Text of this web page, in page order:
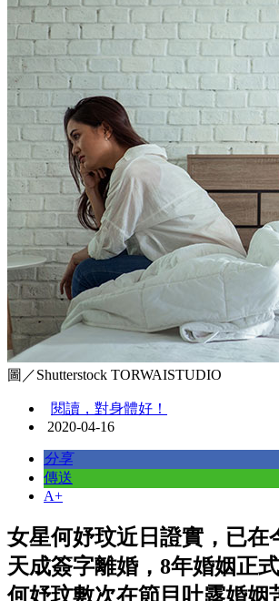
圖／Shutterstock TORWAISTUDIO
閱讀，對身體好！
2020-04-16
分享
傳送
A+
女星何妤玟近日證實，已在
天成簽字離婚，8年婚姻正式
何妤玟數次在節目吐露婚姻